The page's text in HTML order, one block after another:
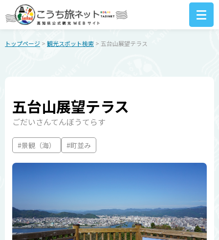
トップページ > 観光スポット検索 > 五台山展望テラス
五台山展望テラス
ごだいさんてんぼうてらす
#景観（海） #町並み